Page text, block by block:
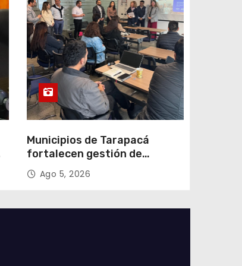
Municipios de Tarapacá
fortalecen gestión de
subsidios de agua potable en
jornada regional organizada
ANDESS
Ago 5, 2026